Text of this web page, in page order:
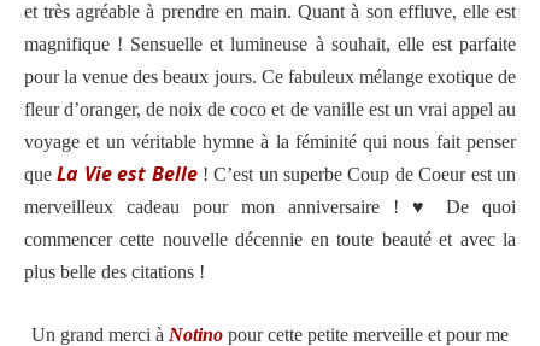
et très agréable à prendre en main. Quant à son effluve, elle est
magnifique ! Sensuelle et lumineuse à souhait, elle est parfaite
pour la venue des beaux jours. Ce fabuleux mélange exotique de
fleur d’oranger, de noix de coco et de vanille est un vrai appel au
voyage et un véritable hymne à la féminité qui nous fait penser
queLa Vie est Belle! C’est un superbe Coup de Coeur est un
merveilleux cadeau pour mon anniversaire ! ♥️ De quoi
commencer cette nouvelle décennie en toute beauté et avec la
plus belle des citations !
Un grand merci à Notino pour cette petite merveille et pour me